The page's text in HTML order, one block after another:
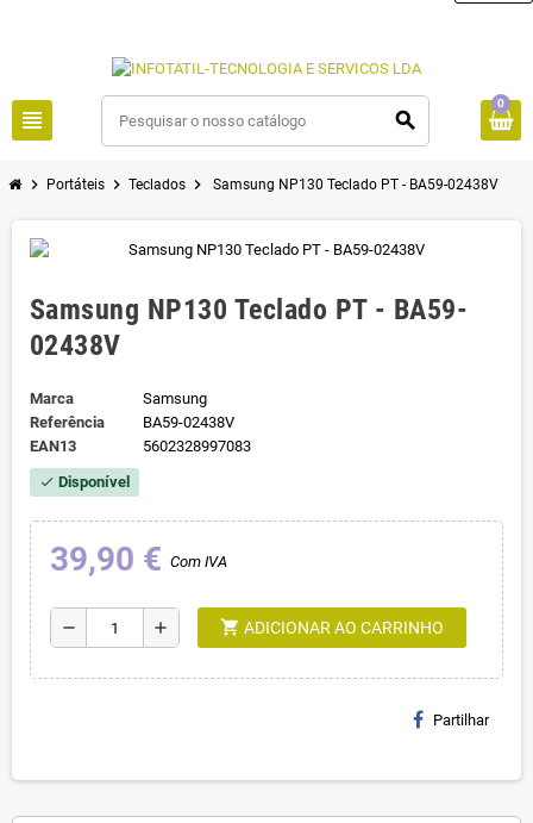
view_headline search
0
chevron_right Portáteis chevron_right Teclados chevron_right Samsung NP130 Teclado PT - BA59-02438V
Samsung NP130 Teclado PT - BA59-
02438V
Marca
Samsung
Referência
BA59-02438V
EAN13
5602328997083
check Disponível
39,90 € Com IVA
remove add shopping_cart ADICIONAR AO CARRINHO
Partilhar